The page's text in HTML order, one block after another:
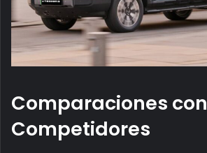
Comparaciones con
Competidores